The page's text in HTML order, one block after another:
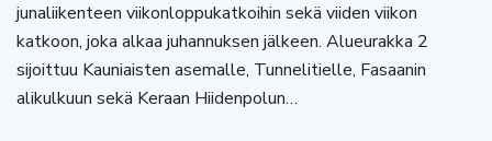
junaliikenteen viikonloppukatkoihin sekä viiden viikon
katkoon, joka alkaa juhannuksen jälkeen. Alueurakka 2
sijoittuu Kauniaisten asemalle, Tunnelitielle, Fasaanin
alikulkuun sekä Keraan Hiidenpolun…